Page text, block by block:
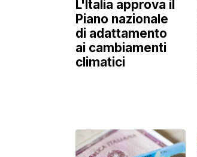
L'Italia approva il
Piano nazionale
di adattamento
ai cambiamenti
climatici